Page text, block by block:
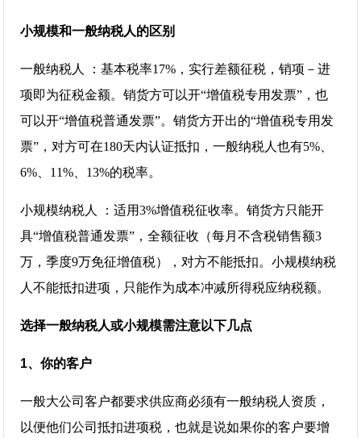
小规模和一般纳税人的区别
一般纳税人 ：基本税率17%，实行差额征税，销项－进
项即为征税金额。销货方可以开“增值税专用发票”，也
可以开“增值税普通发票”。销货方开出的“增值税专用发
票”，对方可在180天内认证抵扣，一般纳税人也有5%、
6%、11%、13%的税率。
小规模纳税人 ：适用3%增值税征收率。销货方只能开
具“增值税普通发票”，全额征收（每月不含税销售额3
万，季度9万免征增值税），对方不能抵扣。小规模纳税
人不能抵扣进项，只能作为成本冲减所得税应纳税额。
选择一般纳税人或小规模需注意以下几点
1、你的客户
一般大公司客户都要求供应商必须有一般纳税人资质，
以便他们公司抵扣进项税，也就是说如果你的客户要增